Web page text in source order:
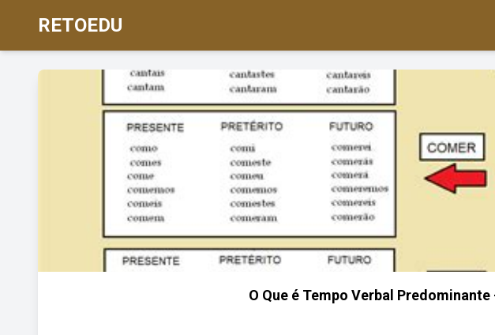
RETOEDU
O Que é Tempo Verbal Predominante